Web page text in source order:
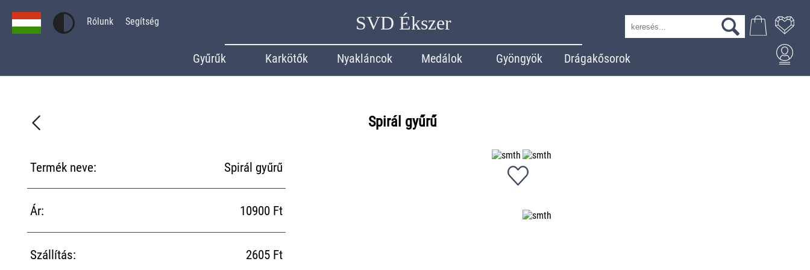
Rólunk Segítség SVD Ékszer
Gyűrűk Karkötők Nyakláncok Medálok Gyöngyök Drágakősorok
Spirál gyűrű
Termék neve: Spirál gyűrű
Ár: 10900 Ft
Szállítás: 2605 Ft